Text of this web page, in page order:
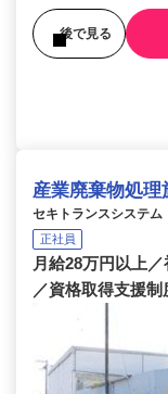
後で見る
産業廃棄物処理
セキトランスシステ
正社員
月給28万円以上
／資格取得支援